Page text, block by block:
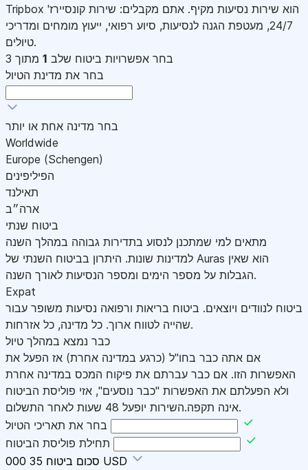
Tripbox הוא שירות נסיעות מקיף. אתם מקבלים: שירות קונסיירז'
24/7, מעטפת הגנה לנסיעות, סיוע רפואי, ייעוץ מומחים ומדריכי
טיולים.
בחר אפשרויות ביטוח שלב 1 מתוך 3
בחר את מדינת הטיול
בחר מדינה אחת או יותר
Worldwide
Europe (Schengen)
הפיליפינים
תאילנד
ארה״ב
ביטוח שנתי
מתאים למי שמתכנן לנסוע בתדירות גבוהה במהלך השנה
למדינות שונות. היתרון בביטוח השנתי של Auras הוא שאין
הגבלות על מספר הימים ומספר הנסיעות לאורך השנה.
Expat
ביטוח לנוודים ויוצאים. ביטוח בריאות ורפואה נסיעות משופר עבור
שהייה לטווח ארוך. כל מדינה, כל אזרחות.
כבר נמצא במהלך טיול
אם אתה כבר בחו"ל (כרגע במדינה אחרת) אז הפעל את
האפשרות הזו. אם כבר עברתם את פיקוח המכס במדינה אחרת
ולא הפעלתם את האפשרות "כבר נוסעים", אזי פוליסת הביטוח
אינה תקפה.השירות יופעל 48 שעות לאחר התשלום.
בחר את תאריכי הטיול
תחילת פוליסת הביטוח
סכום ביטוח 35 000 USD